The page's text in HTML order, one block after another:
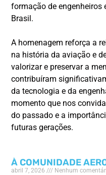
formação de engenheiros
Brasil.
A homenagem reforça a
na história da aviação e
valorizar e preservar a
contribuíram
da tecnologia e da
momento que nos
do passado e a
futuras gerações.
À COMUNIDADE
abril 7, 2026 Nenhum